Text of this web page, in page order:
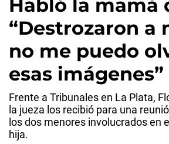
Habló la mamá
“Destrozaron a
no me puedo
esas imágenes”
Frente a Tribunales en La Plata,
la jueza los recibió para una
los dos menores involucrados en
hija.